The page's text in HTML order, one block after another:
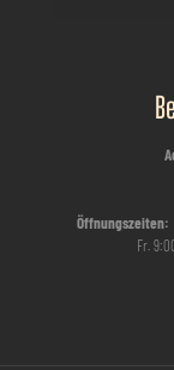
Öffnungszeiten:
Fr.